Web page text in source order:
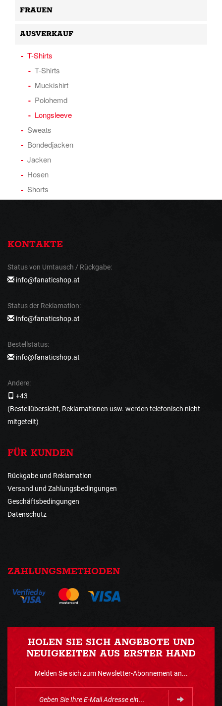
FRAUEN
AUSVERKAUF
T-Shirts
T-Shirts
Muckishirt
Polohemd
Longsleeve
Sweats
Bondedjacken
Jacken
Hosen
Shorts
KONTAKTE
Status von Umtausch / Rückgabe:
info@fanaticshop.at
Status der Reklamation:
info@fanaticshop.at
Bestellstatus:
info@fanaticshop.at
Andere:
+43
(Bestellübersicht, Reklamationen usw. werden telefonisch nicht
mitgeteilt)
FÜR KUNDEN
Rückgabe und Reklamation
Versand und Zahlungsbedingungen
Geschäftsbedingungen
Datenschutz
ZAHLUNGSMETHODEN
HOLEN SIE SICH ANGEBOTE UND
NEUIGKEITEN AUS ERSTER HAND
Melden Sie sich zum Newsletter-Abonnement an...